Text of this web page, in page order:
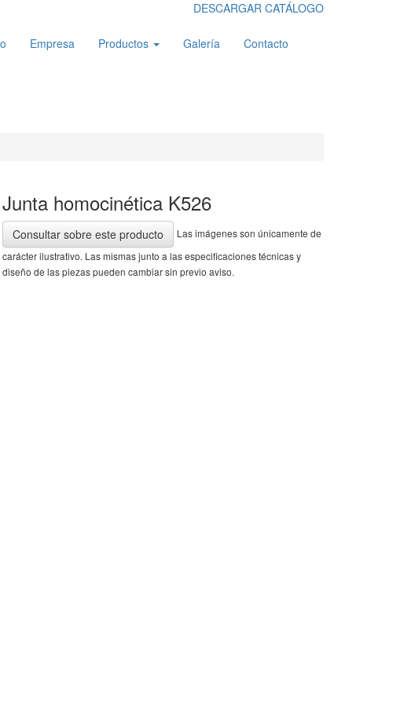
DESCARGAR CATÁLOGO
Empresa Productos Galería Contacto
Junta homocinética K526
Consultar sobre este producto
Las imágenes son únicamente de
carácter ilustrativo. Las mismas junto a las especificaciones técnicas y
diseño de las piezas pueden cambiar sin previo aviso.